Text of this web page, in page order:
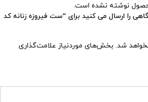
نوشته نشده است.
را ارسال می کنید برای “ست فیروزه زنانه کد
شد. بخش‌های موردنیاز علامت‌گذاری